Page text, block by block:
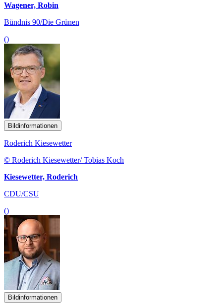
Wagener, Robin
Bündnis 90/Die Grünen
()
Bildinformationen
Roderich Kiesewetter
© Roderich Kiesewetter/ Tobias Koch
Kiesewetter, Roderich
CDU/CSU
()
Bildinformationen